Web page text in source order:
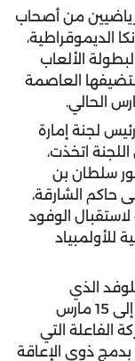
من أصحاب
الديموقراطية،
الألعاب
العاصمة
لجنة إمارة
اتخذت،
سلطان بن
الشارقة،
لاستقبال الوفود
للأولمبياد
الذي
تستضيفه الإمارة خلال الفترة من 13 إلى 15 مارس
الفاعلة التي
بدمج ذوي الإعاقة